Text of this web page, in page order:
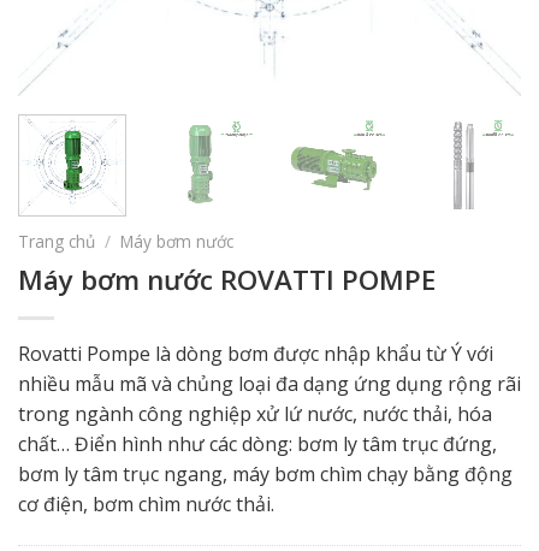
Trang chủ / Máy bơm nước
Máy bơm nước ROVATTI POMPE
Rovatti Pompe là dòng bơm được nhập khẩu từ Ý với
nhiều mẫu mã và chủng loại đa dạng ứng dụng rộng rãi
trong ngành công nghiệp xử lứ nước, nước thải, hóa
chất… Điển hình như các dòng: bơm ly tâm trục đứng,
bơm ly tâm trục ngang, máy bơm chìm chạy bằng động
cơ điện, bơm chìm nước thải.